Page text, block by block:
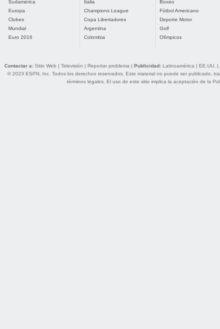
Sudamérica
Europa
Clubes
Mundial
Euro 2016
Italia
Champions League
Copa Libertadores
Argentina
Colombia
Boxeo
Fútbol Americano
Deporte Motor
Golf
Olímpicos
Contactar a: Sitio Web | Televisión | Reportar problema | Publicidad: Latinoamérica | EE.UU. |
© 2023 ESPN, Inc. Todos los derechos reservados. Este material no puede ser publicado,
términos legales. El uso de este sitio implica la aceptación de la